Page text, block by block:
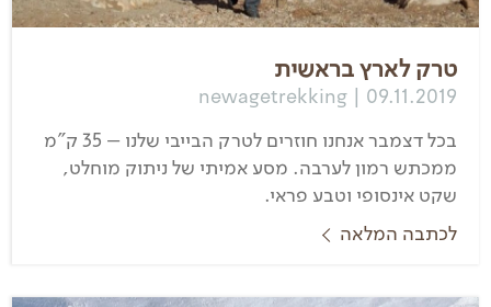
טרק לארץ בראשית
newagetrekking | 09.11.2019
בכל דצמבר אנחנו חוזרים לטרק הבייבי שלנו – 35 ק"מ
ממכתש רמון לערבה. מסע אמיתי של ניתוק מוחלט,
שקט אינסופי וטבע פראי.
לכתבה המלאה